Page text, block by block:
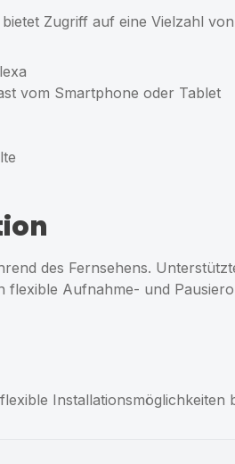
Zugriff auf eine Vielzahl
vom Smartphone oder Tablet
des Fernsehens.
flexible Aufnahme- und
Installationsmöglichkeiten